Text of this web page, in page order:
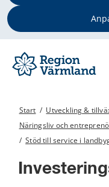
Start / Utveckling &
Näringsliv och
/ Stöd till service i